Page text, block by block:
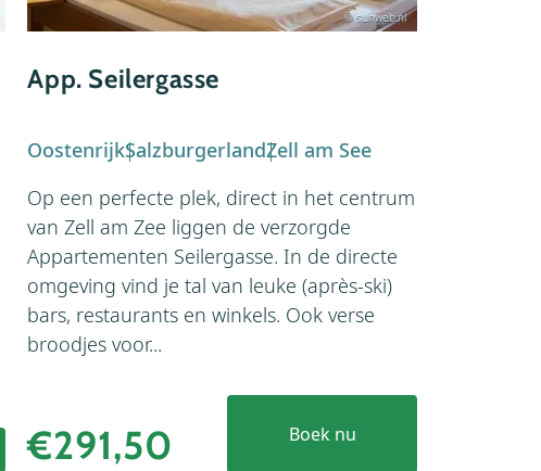
© sunweb.nl
App. Seilergasse
OostenrijkSalzburgerlandZell am See
Op een perfecte plek, direct in het centrum
van Zell am Zee liggen de verzorgde
Appartementen Seilergasse. In de directe
omgeving vind je tal van leuke (après-ski)
bars, restaurants en winkels. Ook verse
broodjes voor...
€291,50 Boek nu